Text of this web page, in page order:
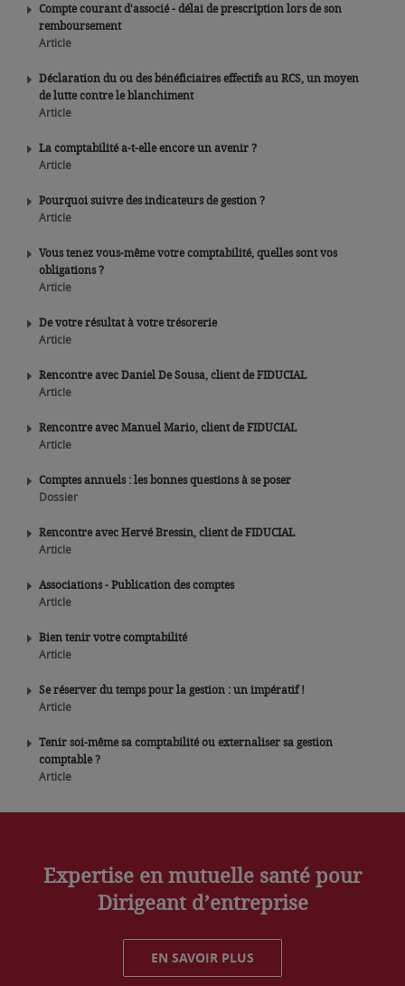
Compte courant d'associé - délai de prescription lors de son
remboursement
Article
Déclaration du ou des bénéficiaires effectifs au RCS, un moyen
de lutte contre le blanchiment
Article
La comptabilité a-t-elle encore un avenir ?
Article
Pourquoi suivre des indicateurs de gestion ?
Article
Vous tenez vous-même votre comptabilité, quelles sont vos
obligations ?
Article
De votre résultat à votre trésorerie
Article
Rencontre avec Daniel De Sousa, client de FIDUCIAL
Article
Rencontre avec Manuel Mario, client de FIDUCIAL
Article
Comptes annuels : les bonnes questions à se poser
Dossier
Rencontre avec Hervé Bressin, client de FIDUCIAL
Article
Associations - Publication des comptes
Article
Bien tenir votre comptabilité
Article
Se réserver du temps pour la gestion : un impératif !
Article
Tenir soi-même sa comptabilité ou externaliser sa gestion
comptable ?
Article
Expertise en mutuelle santé pour
Dirigeant d’entreprise
EN SAVOIR PLUS